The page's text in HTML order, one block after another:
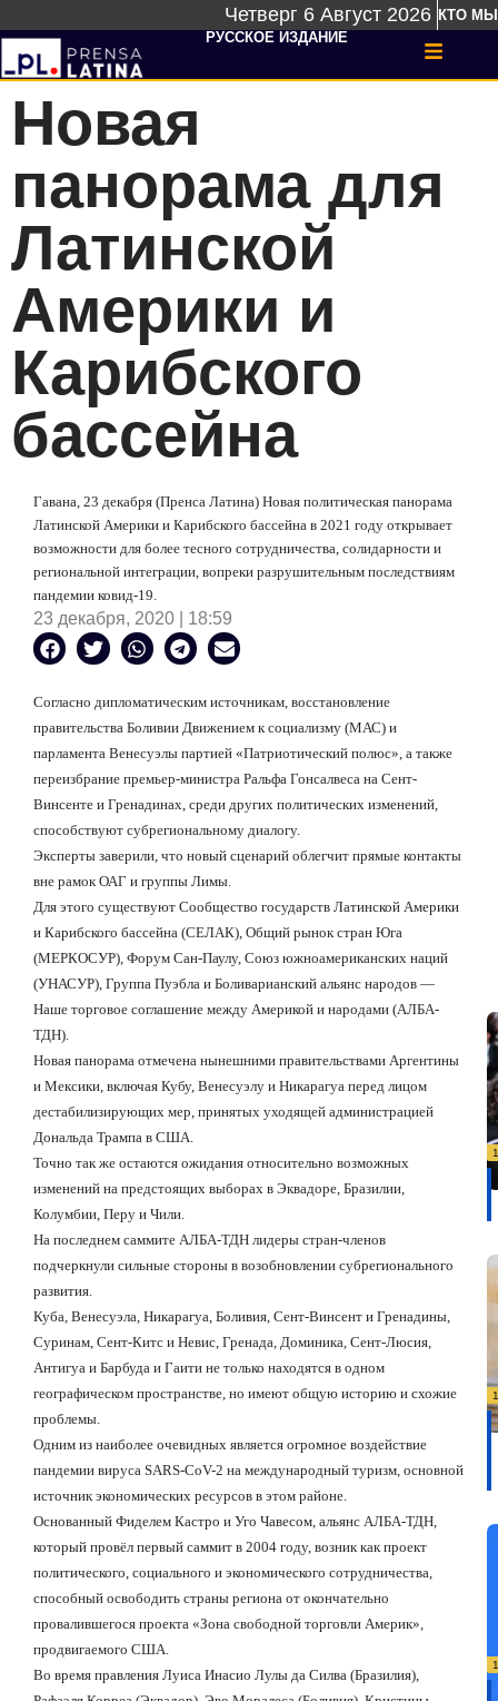
Четверг 6 Август 2026 КТО МЫ
РУССКОЕ ИЗДАНИЕ
Новая
панорама для
Латинской
Америки и
Карибского
бассейна
Гавана, 23 декабря (Пренса Латина) Новая политическая панорама
Латинской Америки и Карибского бассейна в 2021 году открывает
возможности для более тесного сотрудничества, солидарности и
региональной интеграции, вопреки разрушительным последствиям
пандемии ковид-19.
23 декабря, 2020 | 18:59
Согласно дипломатическим источникам, восстановление
правительства Боливии Движением к социализму (МАС) и
парламента Венесуэлы партией «Патриотический полюс», а также
переизбрание премьер-министра Ральфа Гонсалвеса на Сент-
Винсенте и Гренадинах, среди других политических изменений,
способствуют субрегиональному диалогу.
Эксперты заверили, что новый сценарий облегчит прямые контакты
вне рамок ОАГ и группы Лимы.
Для этого существуют Сообщество государств Латинской Америки
и Карибского бассейна (СЕЛАК), Общий рынок стран Юга
(МЕРКОСУР), Форум Сан-Паулу, Союз южноамериканских наций
(УНАСУР), Группа Пуэбла и Боливарианский альянс народов —
Наше торговое соглашение между Америкой и народами (АЛБА-
ТДН).
Новая панорама отмечена нынешними правительствами Аргентины
и Мексики, включая Кубу, Венесуэлу и Никарагуа перед лицом
дестабилизирующих мер, принятых уходящей администрацией
Дональда Трампа в США.
Точно так же остаются ожидания относительно возможных
изменений на предстоящих выборах в Эквадоре, Бразилии,
Колумбии, Перу и Чили.
На последнем саммите АЛБА-ТДН лидеры стран-членов
подчеркнули сильные стороны в возобновлении субрегионального
развития.
Куба, Венесуэла, Никарагуа, Боливия, Сент-Винсент и Гренадины,
Суринам, Сент-Китс и Невис, Гренада, Доминика, Сент-Люсия,
Антигуа и Барбуда и Гаити не только находятся в одном
географическом пространстве, но имеют общую историю и схожие
проблемы.
Одним из наиболее очевидных является огромное воздействие
пандемии вируса SARS-CoV-2 на международный туризм, основной
источник экономических ресурсов в этом районе.
Основанный Фиделем Кастро и Уго Чавесом, альянс АЛБА-ТДН,
который провёл первый саммит в 2004 году, возник как проект
политического, социального и экономического сотрудничества,
способный освободить страны региона от окончательно
провалившегося проекта «Зона свободной торговли Америк»,
продвигаемого США.
Во время правления Луиса Инасио Лулы да Силва (Бразилия),